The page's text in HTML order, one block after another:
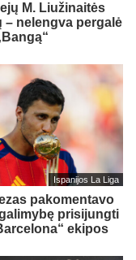
M. Liužinaitės
– nelengva pergalė
Ispanijos La Liga
pakomentavo
prisijungti
ekipos